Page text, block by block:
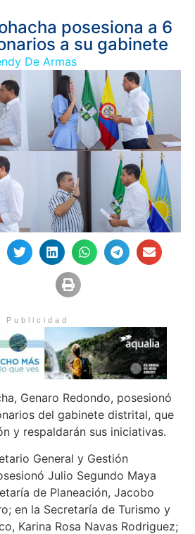
posesiona a 6
a su gabinete
De Armas
Publicidad
Genaro Redondo, posesionó
del gabinete distrital, que
y respaldarán sus iniciativas.
General y Gestión
Julio Segundo Maya
de Planeación, Jacobo
en la Secretaría de Turismo y
Karina Rosa Navas Rodriguez;